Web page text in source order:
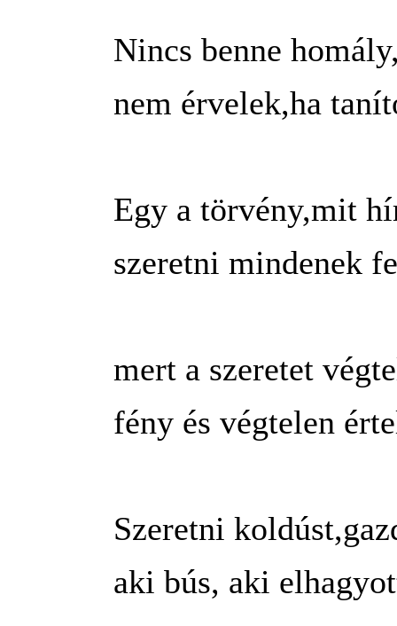
Nincs benne
nem érvelek,ha
Egy a törvény,mit
szeretni mindenek
mert a szeretet
fény és végtelen
Szeretni
aki bús, aki